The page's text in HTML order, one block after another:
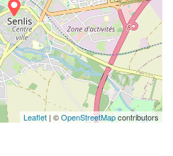
Leaflet | ©OpenStreetMapcontributors